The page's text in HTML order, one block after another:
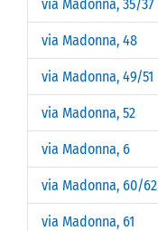
via Madonna, 35/37
via Madonna, 48
via Madonna, 49/51
via Madonna, 52
via Madonna, 6
via Madonna, 60/62
via Madonna, 61